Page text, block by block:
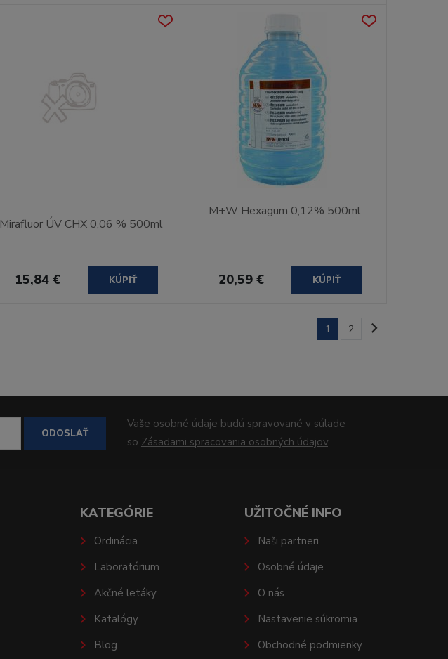
Mirafluor ÚV CHX 0,06 % 500ml
15,84 € KÚPIŤ
M+W Hexagum 0,12% 500ml
20,59 € KÚPIŤ
1 2
ODOSLAŤ
Vaše osobné údaje budú spravované v súlade
so Zásadami spracovania osobných údajov.
KATEGÓRIE
Ordinácia
Laboratórium
Akčné letáky
Katalógy
Blog
UŽITOČNÉ INFO
Naši partneri
Osobné údaje
O nás
Nastavenie súkromia
Obchodné podmienky